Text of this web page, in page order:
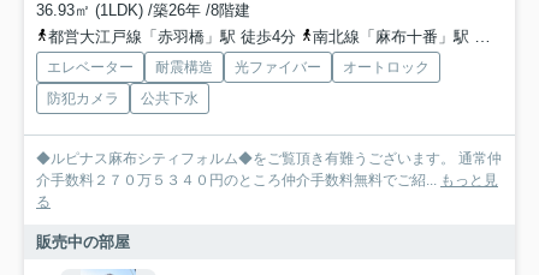
36.93㎡ (1LDK) /築26年 /8階建
都営大江戸線「赤羽橋」駅 徒歩4分
南北線「麻布十番」駅 徒歩8分
エレベーター 耐震構造 光ファイバー
オートロック
防犯カメラ
公共下水
◆ルピナス麻布シティフォルム◆をご覧頂き有難うございます。 通常仲
介手数料２７０万５３４０円のところ仲介手数料無料でご紹... もっと見
る
販売中の部屋